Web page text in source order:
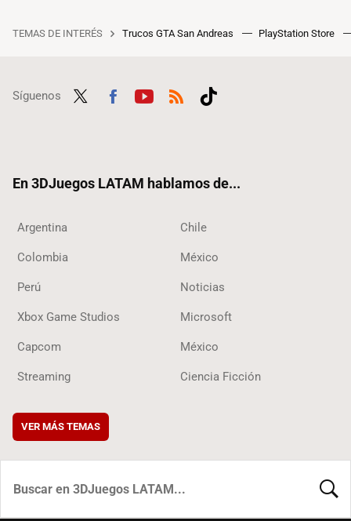
TEMAS DE INTERÉS Trucos GTA San Andreas PlayStation Store
Síguenos
En 3DJuegos LATAM hablamos de...
Argentina Chile
Colombia México
Perú Noticias
Xbox Game Studios Microsoft
Capcom México
Streaming Ciencia Ficción
VER MÁS TEMAS